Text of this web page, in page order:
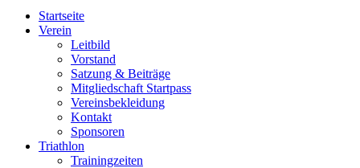
Startseite
Verein
Leitbild
Vorstand
Satzung & Beiträge
Mitgliedschaft Startpass
Vereinsbekleidung
Kontakt
Sponsoren
Triathlon
Trainingzeiten